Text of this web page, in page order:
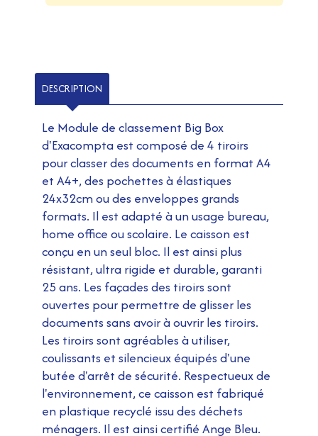
DESCRIPTION
Le Module de classement Big Box
d'Exacompta est composé de 4 tiroirs
pour classer des documents en format A4
et A4+, des pochettes à élastiques
24x32cm ou des enveloppes grands
formats. Il est adapté à un usage bureau,
home office ou scolaire. Le caisson est
conçu en un seul bloc. Il est ainsi plus
résistant, ultra rigide et durable, garanti
25 ans. Les façades des tiroirs sont
ouvertes pour permettre de glisser les
documents sans avoir à ouvrir les tiroirs.
Les tiroirs sont agréables à utiliser,
coulissants et silencieux équipés d'une
butée d'arrêt de sécurité. Respectueux de
l'environnement, ce caisson est fabriqué
en plastique recyclé issu des déchets
ménagers. Il est ainsi certifié Ange Bleu.